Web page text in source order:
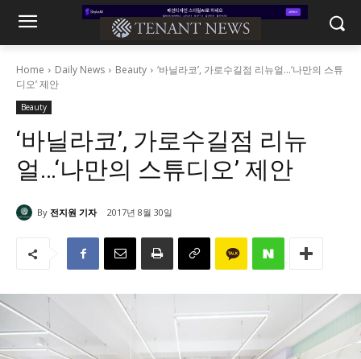
Home Daily News Beauty
‘바닐라코’, 가로수길점 리뉴얼…‘나만의 스튜
디오’ 제안
Beauty
‘바닐라코’, 가로수길점 리뉴
얼…‘나만의 스튜디오’ 제안
By 전지원 기자 2017년 8월 30일